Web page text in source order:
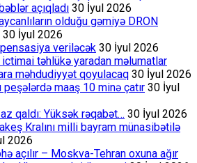
açıqladı 30 İyul 2026
olduğu gəmiyə DRON
30 İyul 2026
veriləcək 30 İyul 2026
təhlükə yaradan məlumatlar
məhdudiyyət qoyulacaq 30 İyul 2026
maaş 10 minə çatır 30 İyul
qaldı: Yüksək rəqabət… 30 İyul 2026
Kralını milli bayram münasibətilə
2026
açılır – Moskva-Tehran oxuna ağır